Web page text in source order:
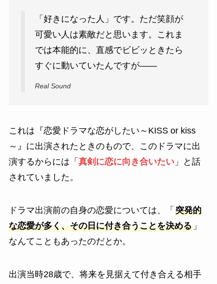
「好きになった人」です。ただ笑顔が
可愛い人は素敵だと思います。これま
では本能的に、直感でビビッときたら
すぐに動いていたんですが——
Real Sound
これは『恋愛ドラマな恋がしたい～KISS or kiss
～』に出演されたときのもので、このドラマに出
演するからには「 真剣に恋に向き合いたい」と話
されていました。
ドラマ出演前の自身の恋愛については、「 突発的
な恋愛が多く、その日に付き合うことを決める」
なんてこともあったのだとか。
出演当時28歳で、将来を見据えて付き合える相手